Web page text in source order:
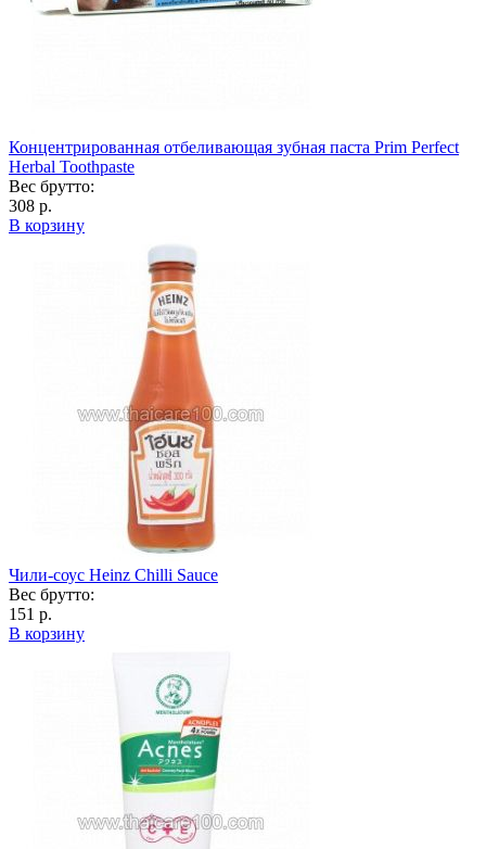
Концентрированная отбеливающая зубная паста Prim Perfect
Herbal Toothpaste
Вес брутто:
308 р.
В корзину
Чили-соус Heinz Chilli Sauce
Вес брутто:
151 р.
В корзину